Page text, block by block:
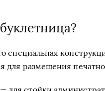
специальная
для размещения